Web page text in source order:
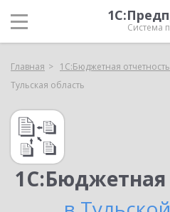
Система
Главная 1С:Бюджетная
Тульская область
1С:Бюджетная